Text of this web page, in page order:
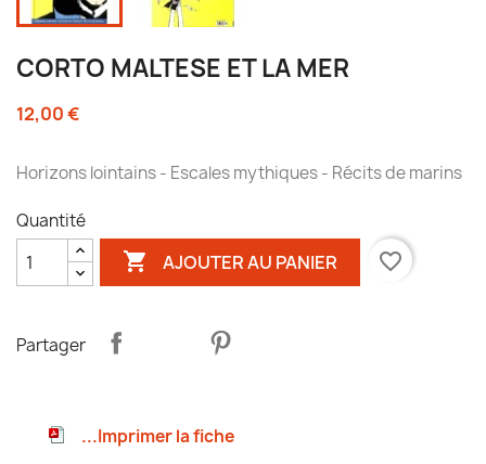
CORTO MALTESE ET LA MER
12,00 €
Horizons lointains - Escales mythiques - Récits de marins
Quantité
 AJOUTER AU PANIER favorite_border
Partager
...Imprimer la fiche